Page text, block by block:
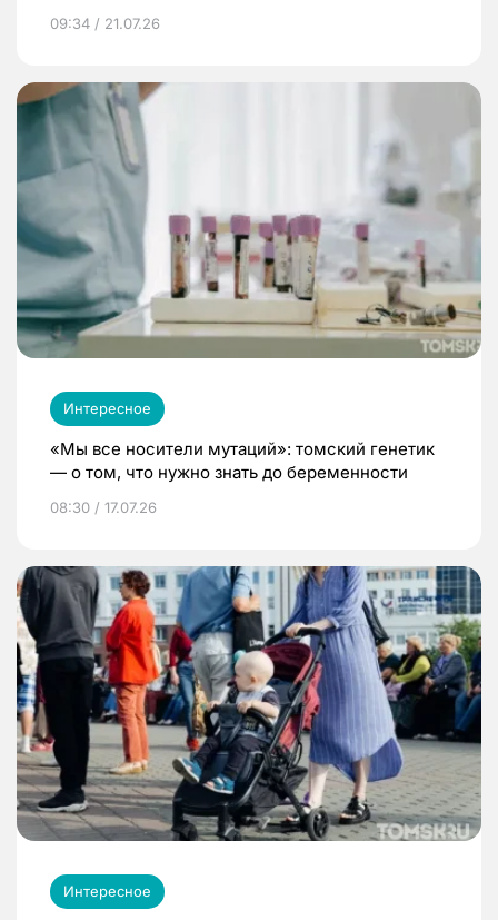
09:34 / 21.07.26
Интересное
«Мы все носители мутаций»: томский генетик
— о том, что нужно знать до беременности
08:30 / 17.07.26
Интересное